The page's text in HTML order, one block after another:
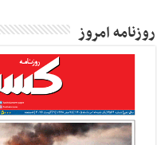
روزنامه امروز